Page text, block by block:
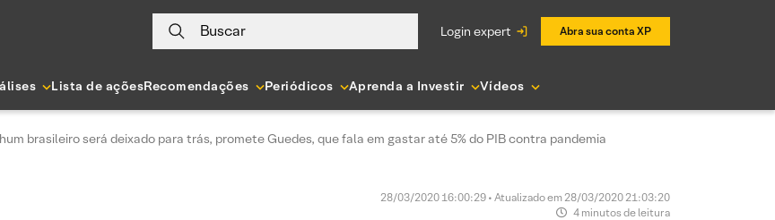
Buscar login expert Abra sua conta XP
Lista de açõesRecomendações Periódicos Aprenda a Investir Vídeos
brasileiro será deixado para trás, promete Guedes, que fala em gastar até 5% do PIB contra pandemia
28/03/2020 16:00:29 • Atualizado em 28/03/2020 21:03:20
4 minutos de leitura